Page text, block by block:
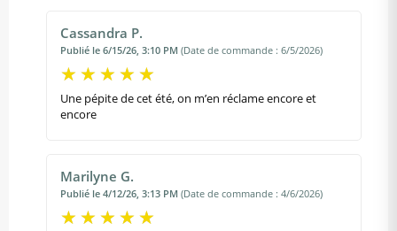
Cassandra P.
Publié le 6/15/26, 3:10 PM (Date de commande : 6/5/2026)
Une pépite de cet été, on m’en réclame encore et
encore
Marilyne G.
Publié le 4/12/26, 3:13 PM (Date de commande : 4/6/2026)